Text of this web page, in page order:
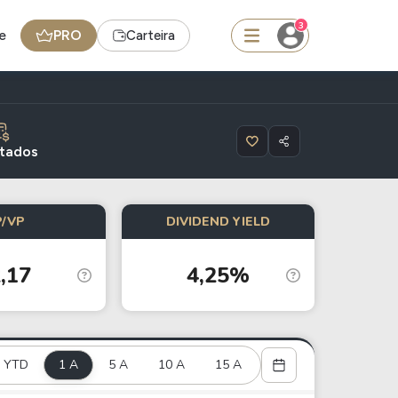
PRO Carteira
3
BDR
- BNB
Radar do Dividendo Inteligente
Carteiras Recomendadas
VP DIVIDEND YIELD
4,25%
YTD 1 A 5 A 10 A 15 A